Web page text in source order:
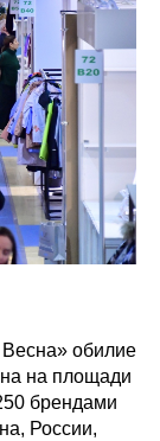
обилие
на площади
брендами
России,